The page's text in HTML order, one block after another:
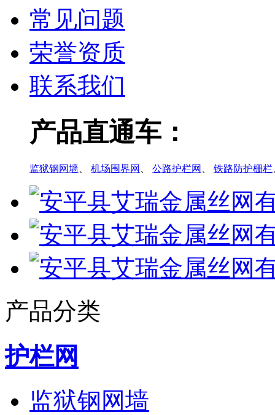
常见问题
荣誉资质
联系我们
产品直通车：
监狱钢网墙 机场围界网 公路护栏网 铁路防护栅栏
产品分类
护栏网
监狱钢网墙